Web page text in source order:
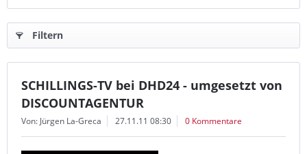
Filtern
SCHILLINGS-TV bei DHD24 - umgesetzt von
DISCOUNTAGENTUR
Von: Jürgen La-Greca 27.11.11 08:30 0 Kommentare